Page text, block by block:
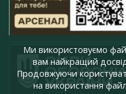
Ми використовуємо
вам найкращий
Продовжуючи
на використання